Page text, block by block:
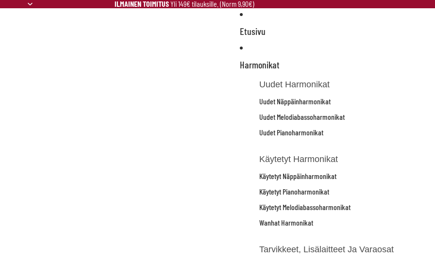
ILMAINEN TOIMITUSYli 149€ tilauksille. (Norm 9,90€)
Etusivu
Harmonikat
Uudet Harmonikat
Uudet Näppäinharmonikat
Uudet Melodiabassoharmonikat
Uudet Pianoharmonikat
Käytetyt Harmonikat
Käytetyt Näppäinharmonikat
Käytetyt Pianoharmonikat
Käytetyt Melodiabassoharmonikat
Wanhat Harmonikat
Tarvikkeet, Lisälaitteet Ja Varaosat